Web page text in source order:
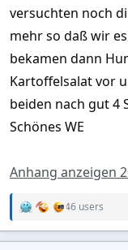
versuchten noch
mehr so daß wir
bekamen dann
Kartoffelsalat vor
beiden nach gut 4
Schönes WE
Anhang anzeigen
R
46 users